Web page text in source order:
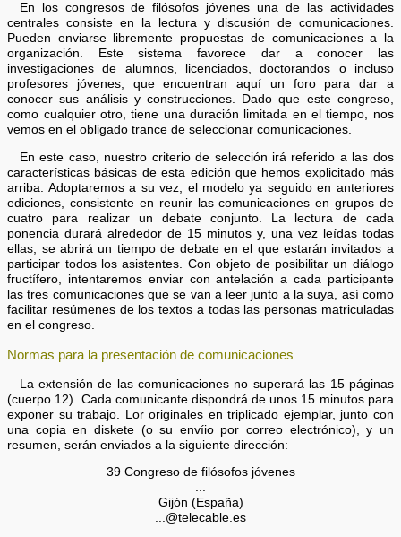
En los congresos de filósofos jóvenes una de las actividades
centrales consiste en la lectura y discusión de comunicaciones.
Pueden enviarse libremente propuestas de comunicaciones a la
organización. Este sistema favorece dar a conocer las
investigaciones de alumnos, licenciados, doctorandos o incluso
profesores jóvenes, que encuentran aquí un foro para dar a
conocer sus análisis y construcciones. Dado que este congreso,
como cualquier otro, tiene una duración limitada en el tiempo, nos
vemos en el obligado trance de seleccionar comunicaciones.
En este caso, nuestro criterio de selección irá referido a las dos
características básicas de esta edición que hemos explicitado más
arriba. Adoptaremos a su vez, el modelo ya seguido en anteriores
ediciones, consistente en reunir las comunicaciones en grupos de
cuatro para realizar un debate conjunto. La lectura de cada
ponencia durará alrededor de 15 minutos y, una vez leídas todas
ellas, se abrirá un tiempo de debate en el que estarán invitados a
participar todos los asistentes. Con objeto de posibilitar un diálogo
fructífero, intentaremos enviar con antelación a cada participante
las tres comunicaciones que se van a leer junto a la suya, así como
facilitar resúmenes de los textos a todas las personas matriculadas
en el congreso.
Normas para la presentación de comunicaciones
La extensión de las comunicaciones no superará las 15 páginas
(cuerpo 12). Cada comunicante dispondrá de unos 15 minutos para
exponer su trabajo. Lor originales en triplicado ejemplar, junto con
una copia en diskete (o su envíio por correo electrónico), y un
resumen, serán enviados a la siguiente dirección:
39 Congreso de filósofos jóvenes
...
Gijón (España)
...@telecable.es